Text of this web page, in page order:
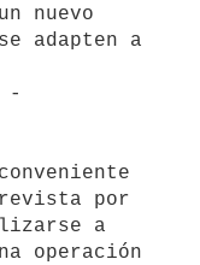
nuevo
adapten a
-
por
a
operación